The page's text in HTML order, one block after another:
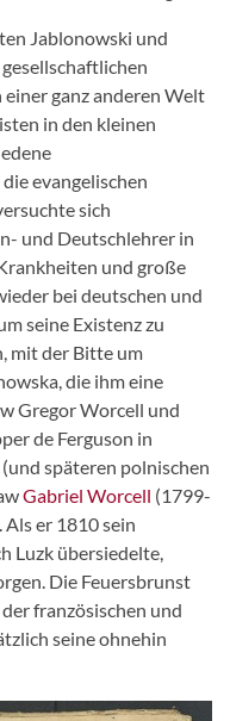
Jablonowski und
ganz anderen Welt
in den kleinen
evangelischen
sich
und Deutschlehrer in
und große
bei deutschen und
seine Existenz zu
mit der Bitte um
die ihm eine
Gregor Worcell und
de Ferguson in
späteren polnischen
Gabriel Worcell (1799-
er 1810 sein
Luzk übersiedelte,
Die Feuersbrunst
französischen und
seine ohnehin